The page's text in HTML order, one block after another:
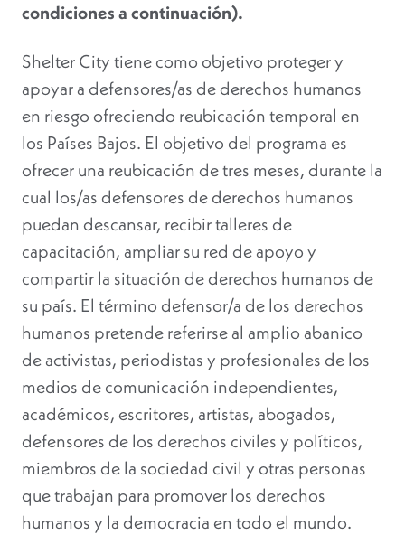
condiciones a continuación).
Shelter City tiene como objetivo proteger y
apoyar a defensores/as de derechos humanos
en riesgo ofreciendo reubicación temporal en
los Países Bajos. El objetivo del programa es
ofrecer una reubicación de tres meses, durante la
cual los/as defensores de derechos humanos
puedan descansar, recibir talleres de
capacitación, ampliar su red de apoyo y
compartir la situación de derechos humanos de
su país. El término defensor/a de los derechos
humanos pretende referirse al amplio abanico
de activistas, periodistas y profesionales de los
medios de comunicación independientes,
académicos, escritores, artistas, abogados,
defensores de los derechos civiles y políticos,
miembros de la sociedad civil y otras personas
que trabajan para promover los derechos
humanos y la democracia en todo el mundo.